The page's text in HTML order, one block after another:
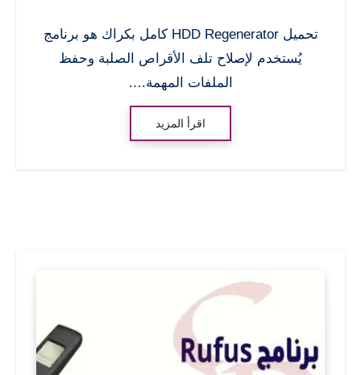
تحميل HDD Regenerator كامل بكراك هو برنامج
يُستخدم لإصلاح تلف الأقراص الصلبة وحفظ
الملفات المهمة.…
اقرأ المزيد